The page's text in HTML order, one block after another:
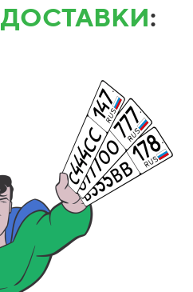
ДОСТАВКИ: